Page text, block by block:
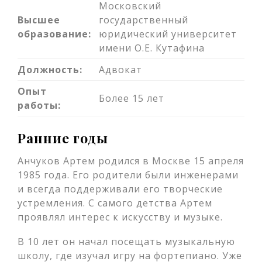
Высшее
образование:
Московский
государственный
юридический университет
имени О.Е. Кутафина
Должность:
Адвокат
Опыт
работы:
Более 15 лет
Ранние годы
Анчуков Артем родился в Москве 15 апреля
1985 года. Его родители были инженерами
и всегда поддерживали его творческие
устремления. С самого детства Артем
проявлял интерес к искусству и музыке.
В 10 лет он начал посещать музыкальную
школу, где изучал игру на фортепиано. Уже